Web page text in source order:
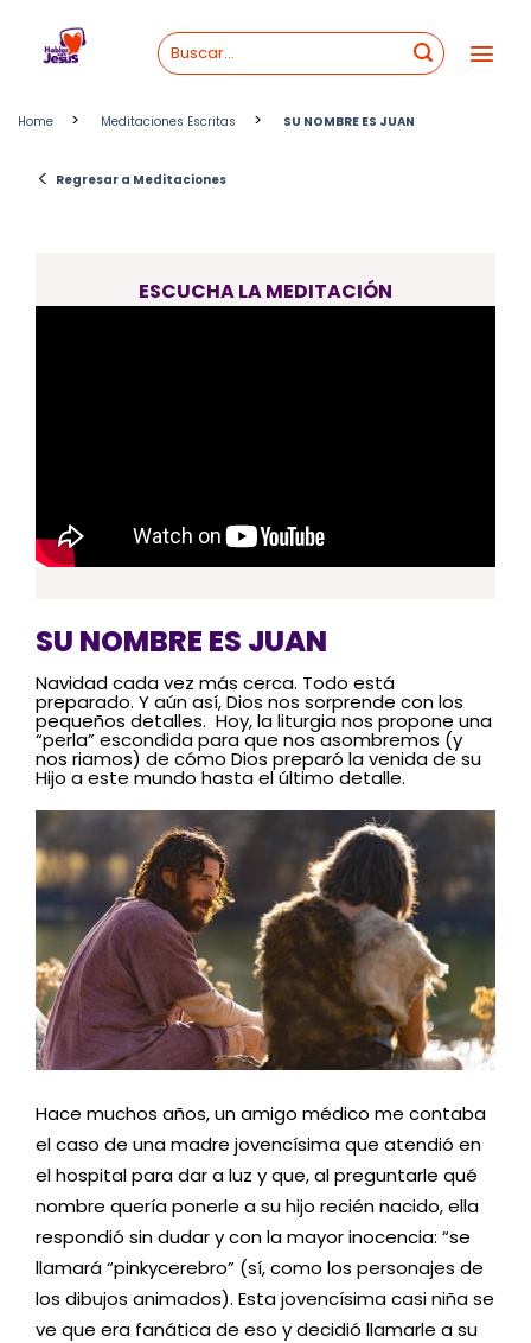
content
Home > Meditaciones Escritas > SU NOMBRE ES JUAN
< Regresar a Meditaciones
ESCUCHA LA MEDITACIÓN
SU NOMBRE ES JUAN
Navidad cada vez más cerca. Todo está
preparado. Y aún así, Dios nos sorprende con los
pequeños detalles. Hoy, la liturgia nos propone una
“perla” escondida para que nos asombremos (y
nos riamos) de cómo Dios preparó la venida de su
Hijo a este mundo hasta el último detalle.
Hace muchos años, un amigo médico me contaba
el caso de una madre jovencísima que atendió en
el hospital para dar a luz y que, al preguntarle qué
nombre quería ponerle a su hijo recién nacido, ella
respondió sin dudar y con la mayor inocencia: “se
llamará “pinkycerebro” (sí, como los personajes de
los dibujos animados). Esta jovencísima casi niña se
ve que era fanática de eso y decidió llamarle a su